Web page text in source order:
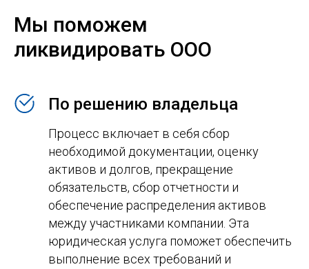
Мы поможем
ликвидировать ООО
По решению владельца
Процесс включает в себя сбор
необходимой документации, оценку
активов и долгов, прекращение
обязательств, сбор отчетности и
обеспечение распределения активов
между участниками компании. Эта
юридическая услуга поможет обеспечить
выполнение всех требований и